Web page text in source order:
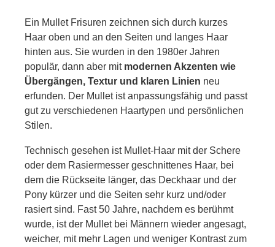
Ein Mullet Frisuren zeichnen sich durch kurzes
Haar oben und an den Seiten und langes Haar
hinten aus. Sie wurden in den 1980er Jahren
populär, dann aber mit modernen Akzenten wie
Übergängen, Textur und klaren Linien neu
erfunden. Der Mullet ist anpassungsfähig und passt
gut zu verschiedenen Haartypen und persönlichen
Stilen.
Technisch gesehen ist Mullet-Haar mit der Schere
oder dem Rasiermesser geschnittenes Haar, bei
dem die Rückseite länger, das Deckhaar und der
Pony kürzer und die Seiten sehr kurz und/oder
rasiert sind. Fast 50 Jahre, nachdem es berühmt
wurde, ist der Mullet bei Männern wieder angesagt,
weicher, mit mehr Lagen und weniger Kontrast zum